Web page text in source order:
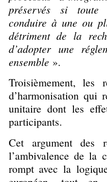
préservés si toute
conduire à une ou
détriment de la
d’adopter une
ensemble ».
Troisièmement, les
d’harmonisation qui
unitaire dont les
participants.
Cet argument des
l’ambivalence de la
rompt avec la